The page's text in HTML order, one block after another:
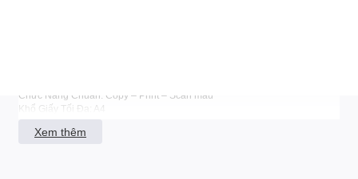
Chức Năng Chuẩn: Copy – Print – Scan màu
Khổ Giấy Tối Đa: A4
Tốc Độ (Trang/ phút A4): 17
Ram (MB): 16
Xem thêm